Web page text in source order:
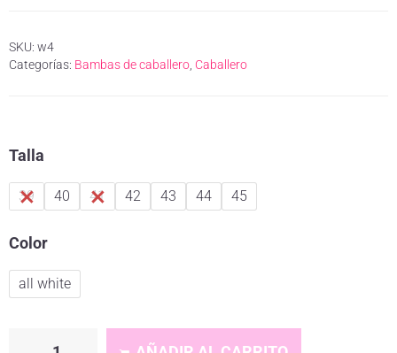
SKU: w4
Categorías: Bambas de caballero, Caballero
Talla
39 40 41 42 43 44 45
Color
all white